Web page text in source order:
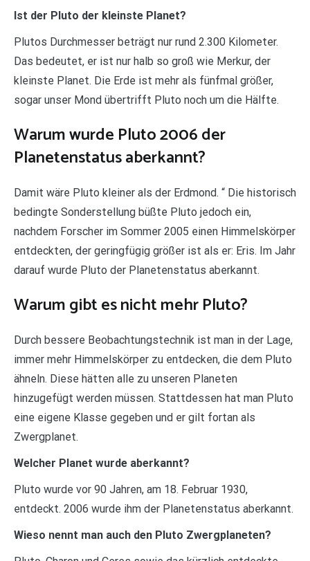
Ist der Pluto der kleinste Planet?
Plutos Durchmesser beträgt nur rund 2.300 Kilometer.
Das bedeutet, er ist nur halb so groß wie Merkur, der
kleinste Planet. Die Erde ist mehr als fünfmal größer,
sogar unser Mond übertrifft Pluto noch um die Hälfte.
Warum wurde Pluto 2006 der
Planetenstatus aberkannt?
Damit wäre Pluto kleiner als der Erdmond. “ Die historisch
bedingte Sonderstellung büßte Pluto jedoch ein,
nachdem Forscher im Sommer 2005 einen Himmelskörper
entdeckten, der geringfügig größer ist als er: Eris. Im Jahr
darauf wurde Pluto der Planetenstatus aberkannt.
Warum gibt es nicht mehr Pluto?
Durch bessere Beobachtungstechnik ist man in der Lage,
immer mehr Himmelskörper zu entdecken, die dem Pluto
ähneln. Diese hätten alle zu unseren Planeten
hinzugefügt werden müssen. Stattdessen hat man Pluto
eine eigene Klasse gegeben und er gilt fortan als
Zwergplanet.
Welcher Planet wurde aberkannt?
Pluto wurde vor 90 Jahren, am 18. Februar 1930,
entdeckt. 2006 wurde ihm der Planetenstatus aberkannt.
Wieso nennt man auch den Pluto Zwergplaneten?